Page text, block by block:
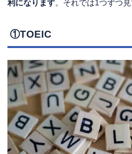
利になります。それでは1つずつ見
①TOEIC